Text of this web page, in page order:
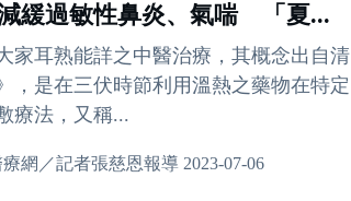
緩過敏性鼻炎、氣喘 「夏...
家耳熟能詳之中醫治療，其概念出自清
，是在三伏時節利用溫熱之藥物在特定
療法，又稱...
網／記者張慈恩報導 2023-07-06